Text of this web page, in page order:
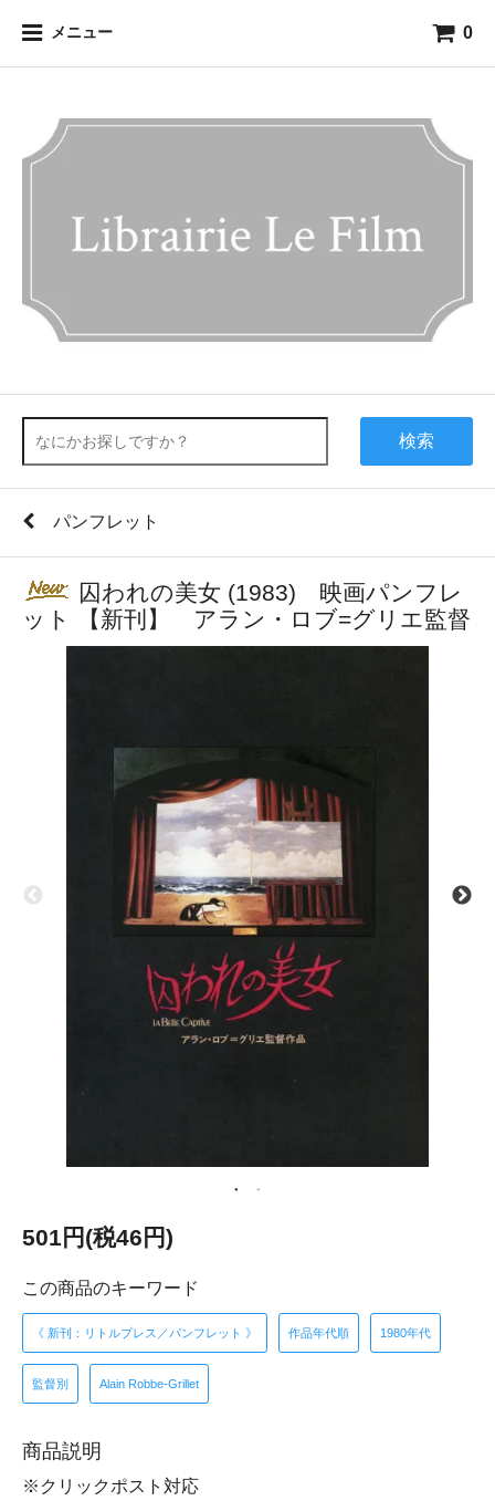
メニュー 0
検索
パンフレット
囚われの美女 (1983) 映画パンフレ
ット 【新刊】 アラン・ロブ=グリエ監督
501円(税46円)
この商品のキーワード
《 新刊：リトルプレス／パンフレット 》 作品年代順 1980年代
監督別 Alain Robbe-Grillet
商品説明
※クリックポスト対応